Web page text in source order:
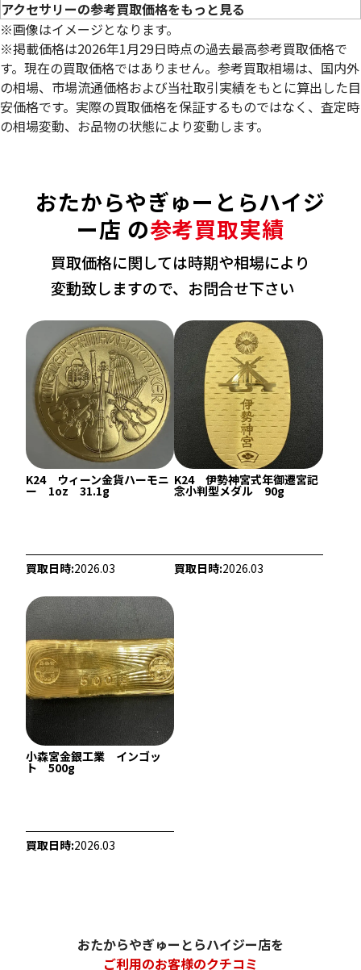
参考買取価格
参考買取価格
2,309,300
22金 (K22) ネックレス
22金 (K22) ブレス
56.2g
参考買取価格
アクセサリーの参考買取価格をもっと見る
※画像はイメージとなります。
※掲載価格は2026年1月29日時点の過去最高参考買取価格で
す。現在の買取価格ではありません。参考買取相場は、国内外
の相場、市場流通価格および当社取引実績をもとに算出した目
安価格です。実際の買取価格を保証するものではなく、査定時
の相場変動、お品物の状態により変動します。
おたからやぎゅーとらハイジ
ー店 の参考買取実績
買取価格に関しては時期や相場により
変動致しますので、お問合せ下さい
K24 ウィーン金貨ハーモニ
ー 1oz 31.1g
買取日時:2026.03
K24 伊勢神宮式年御遷宮記
念小判型メダル 90g
買取日時:2026.03
小森宮金銀工業 インゴッ
ト 500g
買取日時:2026.03
おたからやぎゅーとらハイジー店を
ご利用のお客様のクチコミ